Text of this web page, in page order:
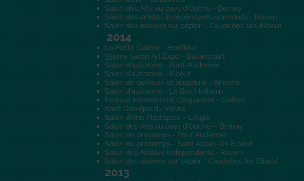
Salon des Arts au pays d'Ouche - Bernay
Salon des artistes indépendants normands - Rouen
Salon des œuvres sur papier – Caudebec-lès-Elbeuf
2014
La Petite Galerie - Honfleur
35ème Salon Art Expo - Ballancourt
Salon d'automne - Pont-Audemer
Salon d'automne - Elbeuf
Salon de peinture et sculpture - Brionne
Salon d'automne - Le Bec Hellouin
Festival international d'Aquarelle - Gaillon
Saint Georges du Vièvre
Salon d'Arts Plastiques – L'Aigle
Salon des Arts au pays d'Ouche – Bernay
Salon de printemps - Pont Audemer
Salon de printemps - Saint Aubin-lès-Elbeuf
Salon des Artistes Indépendants - Rouen
Salon des œuvres sur papier - Caudebec les Elbeuf
2013